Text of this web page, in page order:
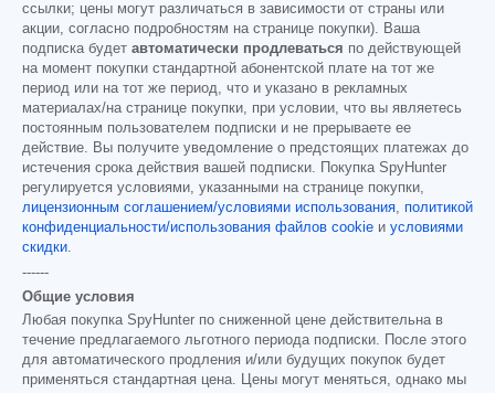
ссылки; цены могут различаться в зависимости от страны или
акции, согласно подробностям на странице покупки). Ваша
подписка будет автоматически продлеваться по действующей
на момент покупки стандартной абонентской плате на тот же
период или на тот же период, что и указано в рекламных
материалах/на странице покупки, при условии, что вы являетесь
постоянным пользователем подписки и не прерываете ее
действие. Вы получите уведомление о предстоящих платежах до
истечения срока действия вашей подписки. Покупка SpyHunter
регулируется условиями, указанными на странице покупки,
лицензионным соглашением/условиями использования, политикой
конфиденциальности/использования файлов cookie и условиями
скидки.
------
Общие условия
Любая покупка SpyHunter по сниженной цене действительна в
течение предлагаемого льготного периода подписки. После этого
для автоматического продления и/или будущих покупок будет
применяться стандартная цена. Цены могут меняться, однако мы